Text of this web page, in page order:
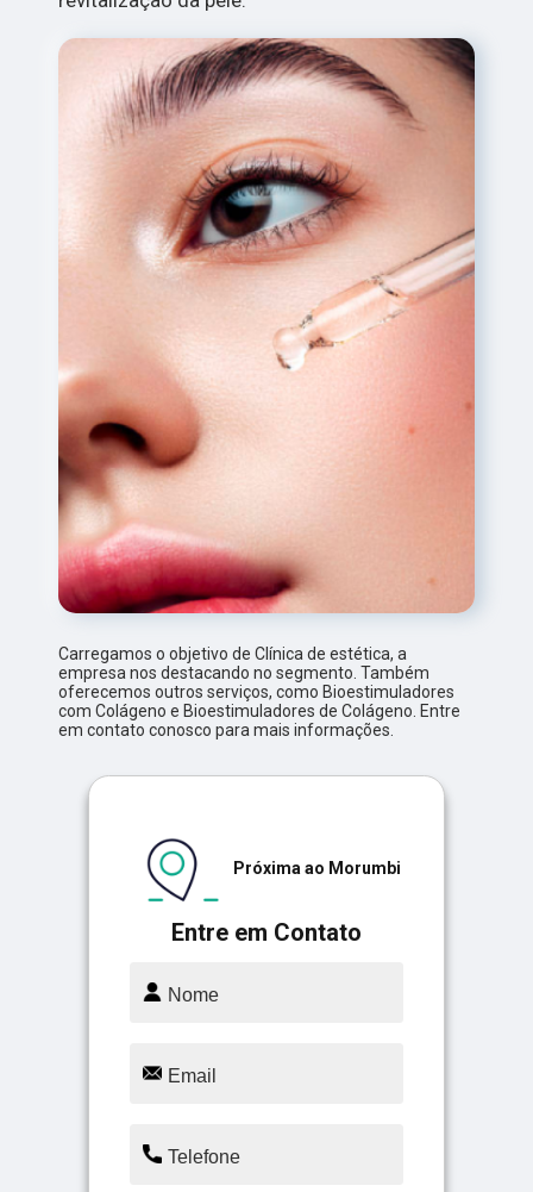
Carregamos o objetivo de Clínica de estética, a
empresa nos destacando no segmento. Também
oferecemos outros serviços, como Bioestimuladores
com Colágeno e Bioestimuladores de Colágeno. Entre
em contato conosco para mais informações.
Entre em Contato
Próxima ao Morumbi